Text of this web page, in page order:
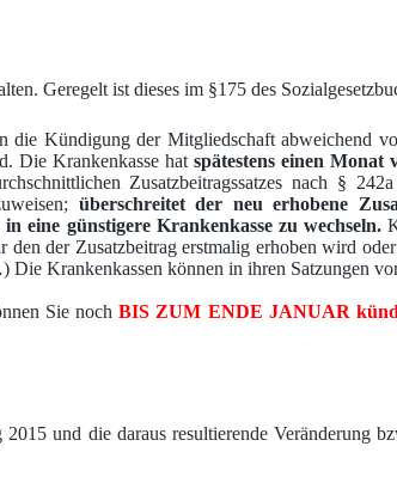
Geregelt ist dieses im §175 des
die Kündigung der Mitgliedschaft abweichend
Die Krankenkasse hatspätestens einen Monat
Zusatzbeitragssatzes nach §
überschreitet der neu erhobene
eine günstigere Krankenkasse zu wechseln.
der Zusatzbeitrag erstmalig erhoben wird
Krankenkassen können in ihren Satzungen
Sie nochBIS ZUM ENDE JANUAR
und die daraus resultierende Veränderung